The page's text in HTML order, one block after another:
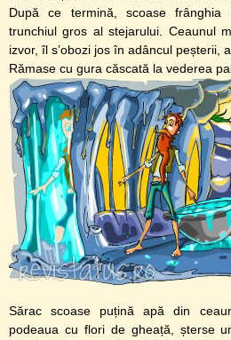
După ce termină, scoase
trunchiul gros al stejarului. Ceaunul
izvor, îl s’obozi jos în adâncul peșterii,
Rămase cu gura căscată la vederea
Sărac scoase puțină apă din
podeaua cu flori de gheață, șterse